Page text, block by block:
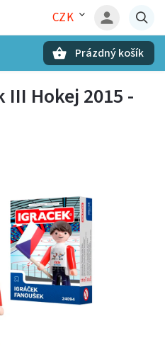
CZK
Prázdný košík
III Hokej 2015 -